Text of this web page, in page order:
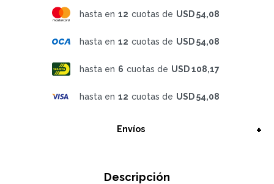
hasta en 12 cuotas de USD 54,08
hasta en 12 cuotas de USD 54,08
hasta en 6 cuotas de USD 108,17
hasta en 12 cuotas de USD 54,08
Envíos
Descripción